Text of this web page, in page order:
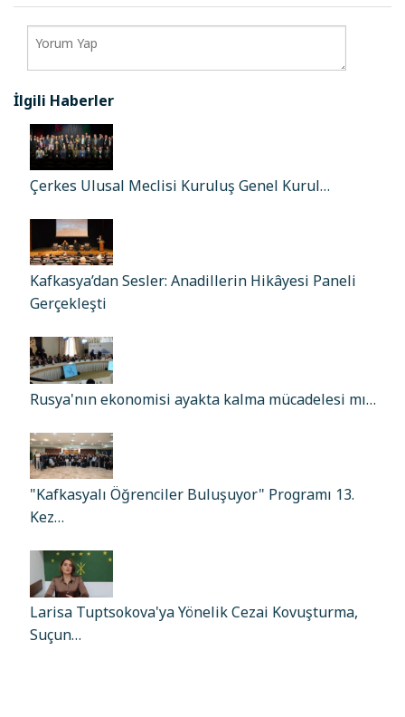
İlgili Haberler
Çerkes Ulusal Meclisi Kuruluş Genel Kurul…
Kafkasya’dan Sesler: Anadillerin Hikâyesi Paneli
Gerçekleşti
Rusya'nın ekonomisi ayakta kalma mücadelesi mı…
"Kafkasyalı Öğrenciler Buluşuyor" Programı 13.
Kez…
Larisa Tuptsokova'ya Yönelik Cezai Kovuşturma,
Suçun…